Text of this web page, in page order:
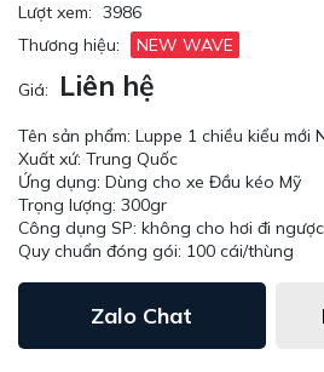
Lượt xem: 3986
Thương hiệu:
NEW WAVE
Giá: Liên hệ
Tên sản phẩm: Luppe 1 chiều kiểu mới
Xuất xứ: Trung Quốc
Ứng dụng: Dùng cho xe Đầu kéo Mỹ
Trọng lượng: 300gr
Công dụng SP: không cho hơi đi
Quy chuẩn đóng gói: 100 cái/thùng
Zalo Chat